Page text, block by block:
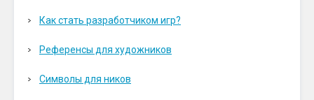
Как стать разработчиком игр?
Референсы для художников
Символы для ников